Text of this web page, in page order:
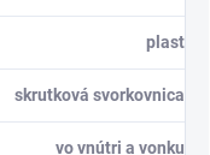
plast
skrutková svorkovnica
vo vnútri a vonku